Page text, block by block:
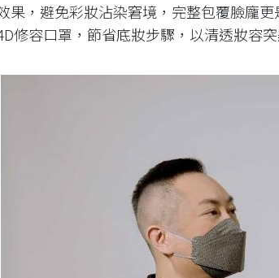
果，避免彩妝沾染窘境，完整包覆臉龐
修容口罩，節省底妝步驟，以清透妝容